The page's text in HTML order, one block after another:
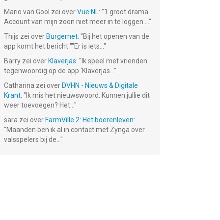
Mario van Gool zei overVue NL: "1 groot drama.
Account van mijn zoon niet meer in te loggen.... "
Thijs zei over Burgernet: "Bij het openen van de
app komt het bericht ""Er is iets... "
Barry zei over Klaverjas: " Ik speel met vrienden
tegenwoordig op de app ‘Klaverjas... "
Catharina zei over DVHN - Nieuws & Digitale
Krant: " Ik mis het nieuwswoord. Kunnen jullie dit
weer toevoegen? Het... "
sara zei over FarmVille 2: Het boerenleven:
"Maanden ben ik al in contact met Zynga over
valsspelers bij de... "